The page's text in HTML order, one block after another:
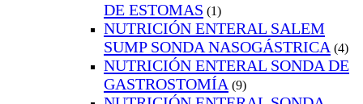
DE ESTOMAS (1)
NUTRICIÓN ENTERAL SALEM
SUMP SONDA NASOGÁSTRICA (4)
NUTRICIÓN ENTERAL SONDA DE
GASTROSTOMÍA (9)